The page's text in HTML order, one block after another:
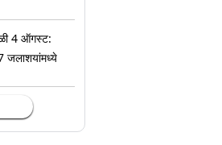
4 ऑगस्ट:
जलाशयांमध्ये